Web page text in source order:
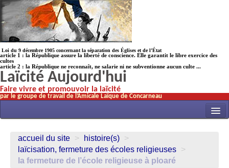
Loi du 9 décembre 1905 concernant la séparation des Églises et de l’État
article 1 : la République assure la liberté de conscience. Elle garantit le libre exercice des
cultes
article 2 : la République ne reconnaît, ne salarie ni ne subventionne aucun culte ...
Laïcité Aujourd'hui
Faire vivre et promouvoir la laïcité
par le groupe de travail de l’Amicale Laïque de Concarneau
ACTUALITÉS
NOS TRAVAUX
accueil du site > histoire(s) >
laïcisation, fermeture des écoles religieuses >
la fermeture de l’école religieuse à ploaré